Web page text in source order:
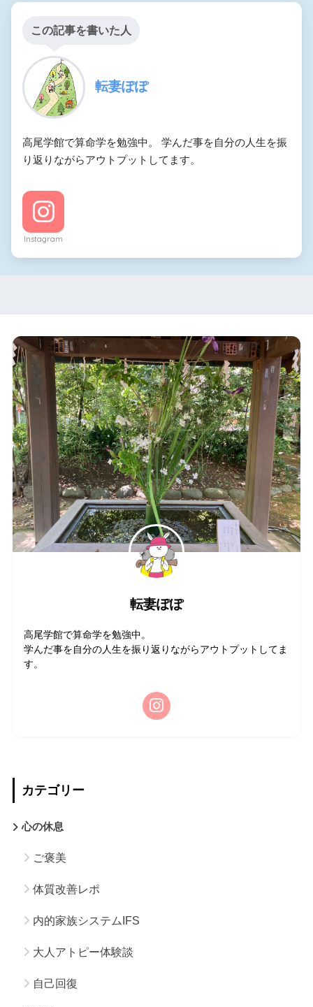
この記事を書いた人
転妻ぽぽ
高尾学館で算命学を勉強中。 学んだ事を自分の人生を振
り返りながらアウトプットしてます。
Instagram
転妻ぽぽ
高尾学館で算命学を勉強中。
学んだ事を自分の人生を振り返りながらアウトプットしてま
す。
カテゴリー
心の休息
ご褒美
体質改善レポ
内的家族システムIFS
大人アトピー体験談
自己回復